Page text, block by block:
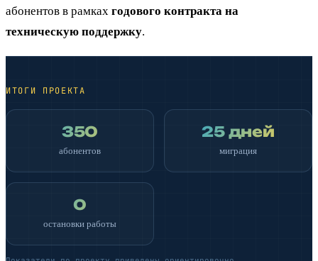
абонентов в рамках годового контракта на
техническую поддержку.
ИТОГИ ПРОЕКТА
350
абонентов
25 дней
миграция
0
остановки работы